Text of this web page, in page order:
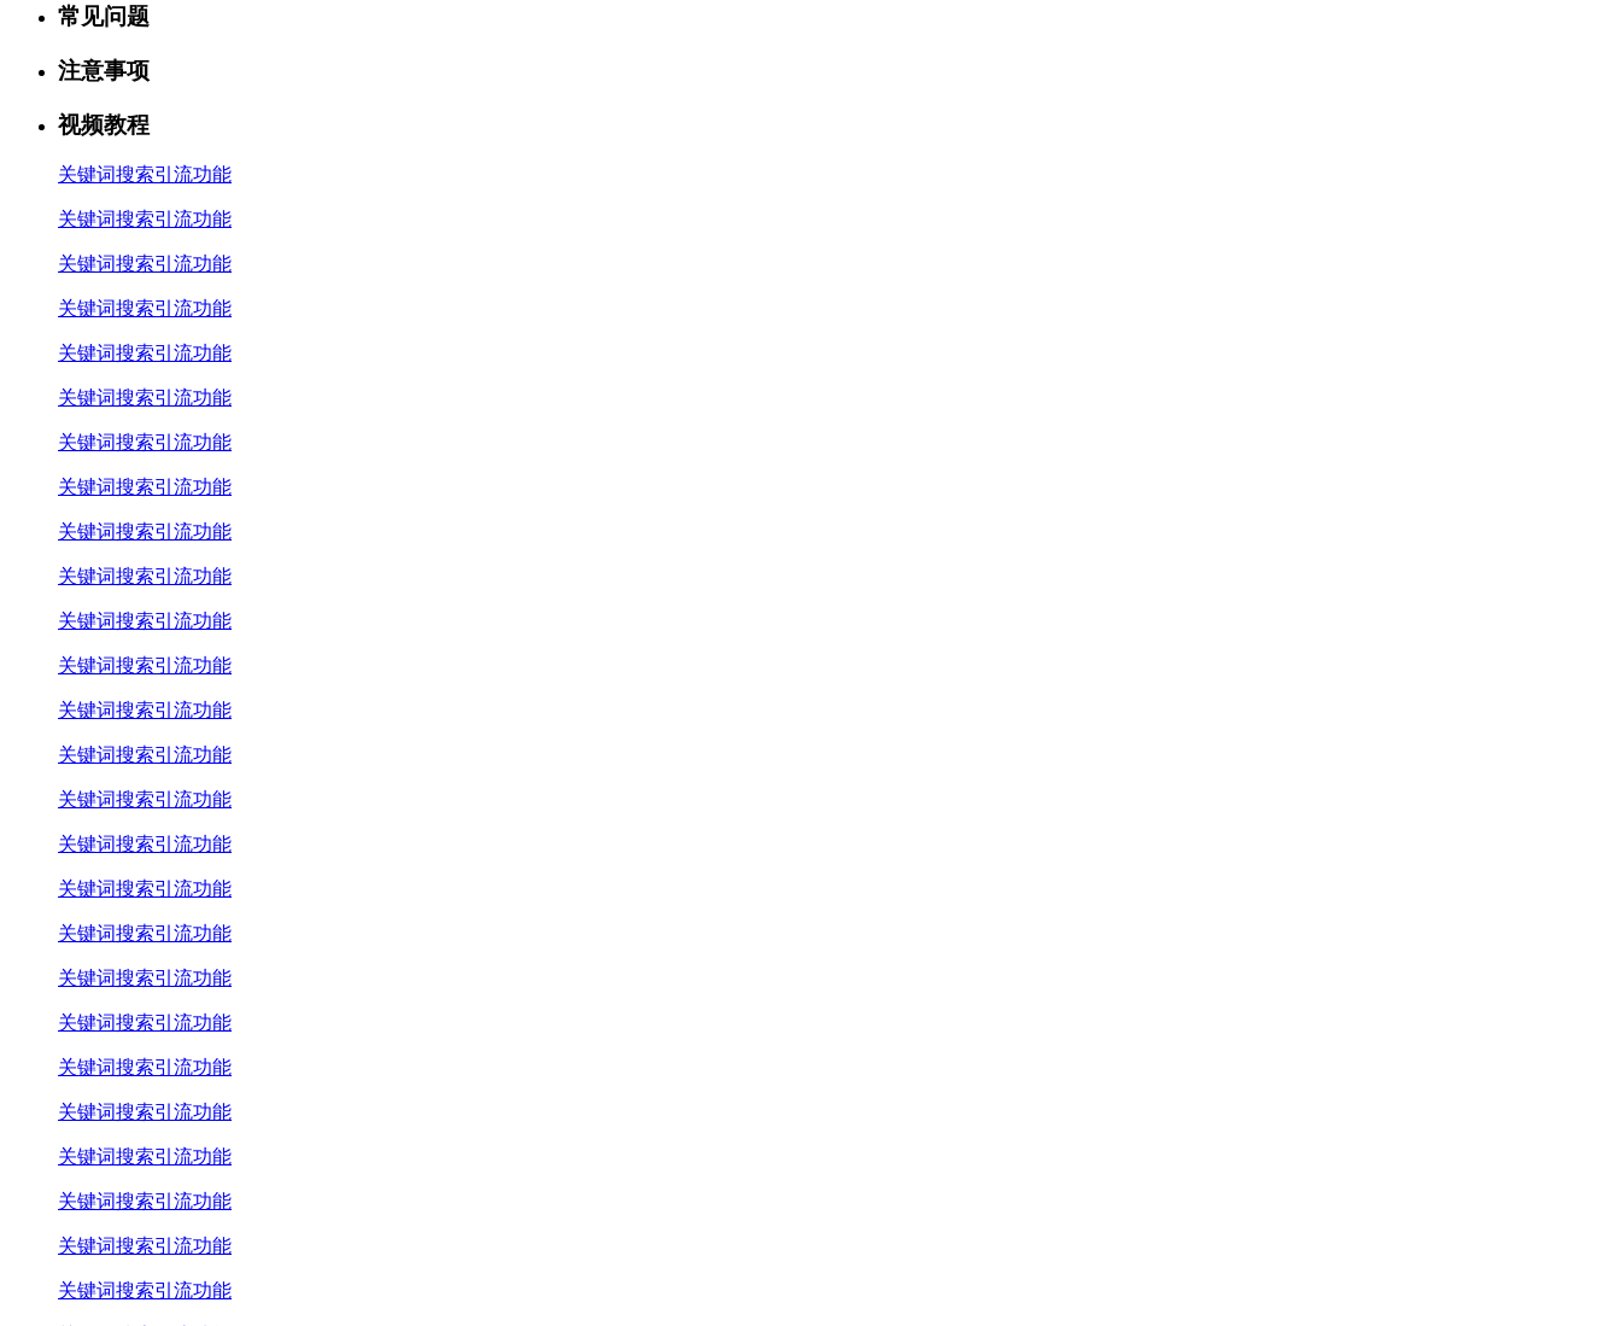
常见问题
注意事项
视频教程
关键词搜索引流功能
关键词搜索引流功能
关键词搜索引流功能
关键词搜索引流功能
关键词搜索引流功能
关键词搜索引流功能
关键词搜索引流功能
关键词搜索引流功能
关键词搜索引流功能
关键词搜索引流功能
关键词搜索引流功能
关键词搜索引流功能
关键词搜索引流功能
关键词搜索引流功能
关键词搜索引流功能
关键词搜索引流功能
关键词搜索引流功能
关键词搜索引流功能
关键词搜索引流功能
关键词搜索引流功能
关键词搜索引流功能
关键词搜索引流功能
关键词搜索引流功能
关键词搜索引流功能
关键词搜索引流功能
关键词搜索引流功能